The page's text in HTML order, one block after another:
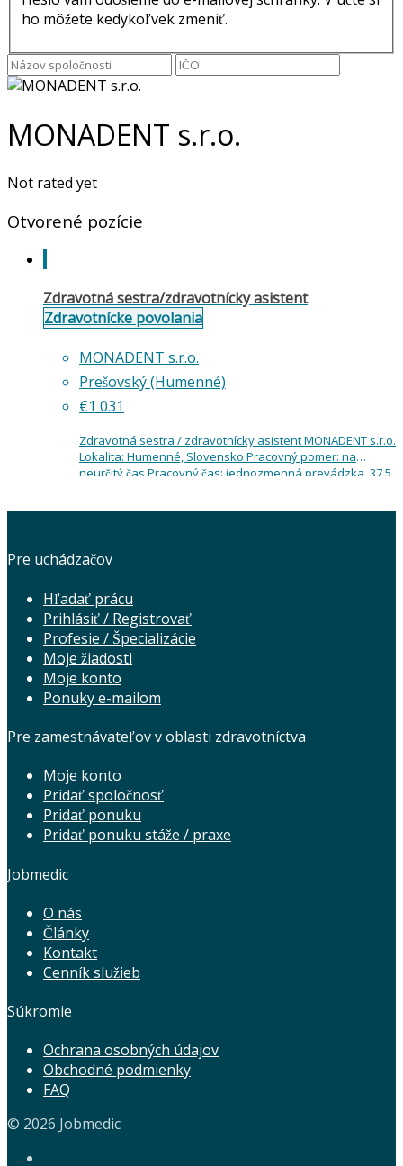
ho môžete kedykoľvek zmeniť.
MONADENT s.r.o.
Not rated yet
Otvorené pozície
Zdravotná sestra/zdravotnícky asistent
Zdravotnícke povolania
MONADENT s.r.o.
Prešovský (Humenné)
€1 031
Zdravotná sestra / zdravotnícky asistent MONADENT s.r.o.
Lokalita: Humenné, Slovensko Pracovný pomer: na
neurčitý čas Pracovný čas: jednozmenná prevádzka, 37,5
Pre uchádzačov
Hľadať prácu
Prihlásiť / Registrovať
Profesie / Špecializácie
Moje žiadosti
Moje konto
Ponuky e-mailom
Pre zamestnávateľov v oblasti zdravotníctva
Moje konto
Pridať spoločnosť
Pridať ponuku
Pridať ponuku stáže / praxe
Jobmedic
O nás
Články
Kontakt
Cenník služieb
Súkromie
Ochrana osobných údajov
Obchodné podmienky
FAQ
© 2026 Jobmedic